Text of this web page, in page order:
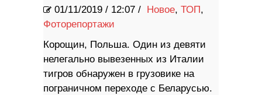
01/11/2019 / 12:07 / Новое, ТОП,
Фоторепортажи
Корощин, Польша. Один из девяти
нелегально вывезенных из Италии
тигров обнаружен в грузовике на
пограничном переходе с Беларусью.